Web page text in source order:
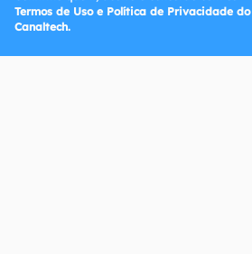
Termos de Uso e Política de Privacidade do
Canaltech.